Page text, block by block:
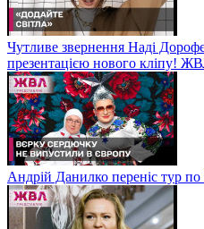
Чутливе звернення Наді
презентацією нового кліпу!
Андрій Данилко переніс тур